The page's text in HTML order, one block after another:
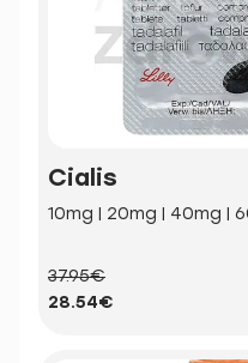
Cialis
10mg | 20mg | 40mg |
37.95€
28.54€